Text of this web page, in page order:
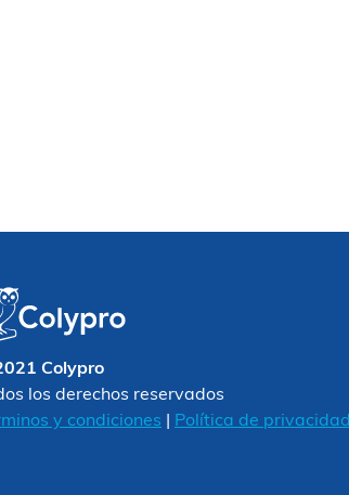
Colypro
los derechos reservados
y condiciones
Política de privacidad